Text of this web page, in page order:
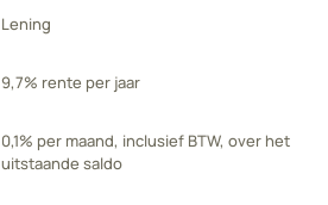
Lening
9,7% rente per jaar
0,1% per maand, inclusief BTW, over het
uitstaande saldo